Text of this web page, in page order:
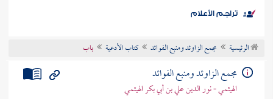
موضوعي
تراجم الأعلام
الرئيسية مجمع الزاوئد ومنبع الفوائد كتاب الأدعية باب
مجمع الزاوئد ومنبع الفوائد
الهيثمي - نور الدين علي بن أبي بكر الهيثمي